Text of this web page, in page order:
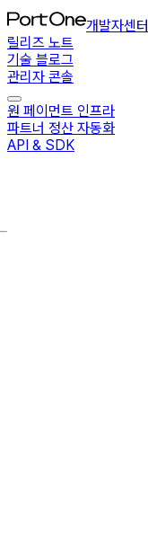
개발자센터
릴리즈 노트
기술 블로그
관리자 콘솔
원 페이먼트 인프라
파트너 정산 자동화
API & SDK